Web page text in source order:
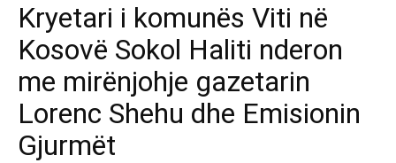
Kryetari i komunës Viti në
Kosovë Sokol Haliti nderon
me mirënjohje gazetarin
Lorenc Shehu dhe Emisionin
Gjurmët